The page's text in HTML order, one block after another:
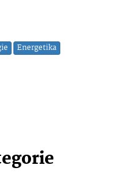
Energetika